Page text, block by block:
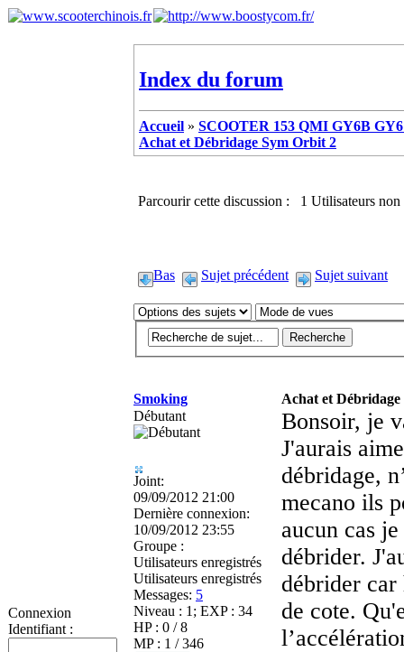
Connexion
Identifiant :
Index du forum
Accueil » SCOOTER 153 QMI GY6B
Achat et Débridage Sym Orbit 2
Parcourir cette discussion : 1 Utilisateurs non
Bas Sujet précédent Sujet suivant
Smoking
Achat et
Débutant
Joint:
09/09/2012 21:00
Dernière connexion:
10/09/2012 23:55
Groupe :
Utilisateurs enregistrés
Utilisateurs enregistrés
Messages: 5
Niveau : 1; EXP : 34
HP : 0 / 8
MP : 1 / 346
Bonsoir, je
J'aurais
débridage,
mecano ils
aucun cas
débrider.
débrider car
de cote.